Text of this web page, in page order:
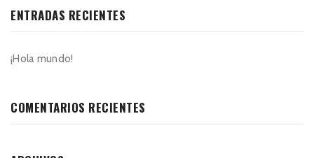
ENTRADAS RECIENTES
¡Hola mundo!
COMENTARIOS RECIENTES